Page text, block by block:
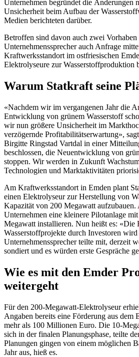
Unternehmen begründet die Änderungen
Unsicherheit beim Aufbau der
Medien berichteten darüber.
Betroffen sind davon auch zwei
Unternehmenssprecher auch Anfrage
Kraftwerksstandort im ostfriesischen
Elektrolyseure zur Wasserstoffproduktion
Warum Statkraft seine
«Nachdem wir im vergangenen Jahr die
Entwicklung von grünem Wasserstoff
wir nun größere Unsicherheit im
verzögernde Profitabilitätserwartung»,
Birgitte Ringstad Vartdal in einer
beschlossen, die Neuentwicklung von
stoppen. Wir werden in Zukunft
Technologien und Marktaktivitäten
Am Kraftwerksstandort in Emden plant
einen Elektrolyseur zur Herstellung von
Kapazität von 200 Megawatt
Unternehmen eine kleinere Pilotanlage
Megawatt installieren. Nun heißt es: «Die
Wasserstoffprojekte durch Investoren
Unternehmenssprecher teilte mit, derzeit
sondiert und es würden erste Gespräche
Wie es mit den Emder
weitergeht
Für den 200-Megawatt-Elektrolyseur
Angaben bereits eine Förderung aus dem
mehr als 100 Millionen Euro. Die 10-
sich in der finalen Planungsphase, teilte
Planungen gingen von einem möglichen
Jahr aus, hieß es.